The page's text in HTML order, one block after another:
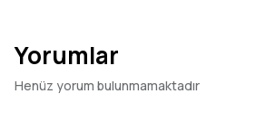
Yorumlar
Henüz yorum bulunmamaktadır